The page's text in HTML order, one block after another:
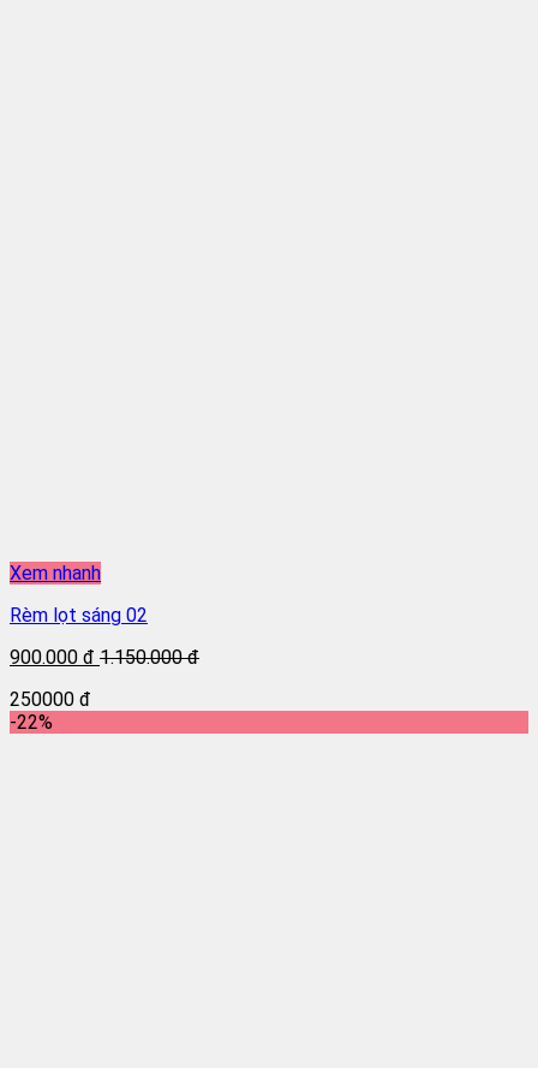
Xem nhanh
Rèm lọt sáng 02
900.000 đ 1.150.000 đ
250000 đ
-22%